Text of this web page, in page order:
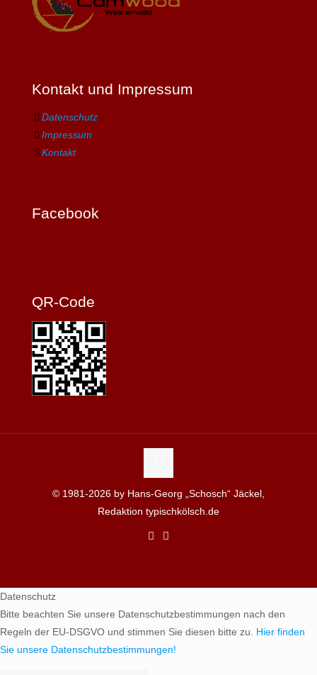
Kontakt und Impressum
Datenschutz
Impressum
Kontakt
Facebook
QR-Code
© 1981-2026 by Hans-Georg „Schosch“ Jäckel,
Redaktion typischkölsch.de
Datenschutz
Bitte beachten Sie unsere Datenschutzbestimmungen nach den
Regeln der EU-DSGVO und stimmen Sie diesen bitte zu. Hier finden
Sie unsere Datenschutzbestimmungen!